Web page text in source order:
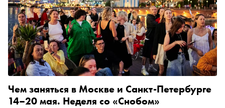
Чем заняться в Москве и Санкт-Петербурге
14–20 мая. Неделя со «Снобом»